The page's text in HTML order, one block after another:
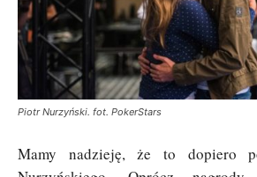
Piotr Nurzyński. fot. PokerStars
Mamy nadzieję, że to dopiero